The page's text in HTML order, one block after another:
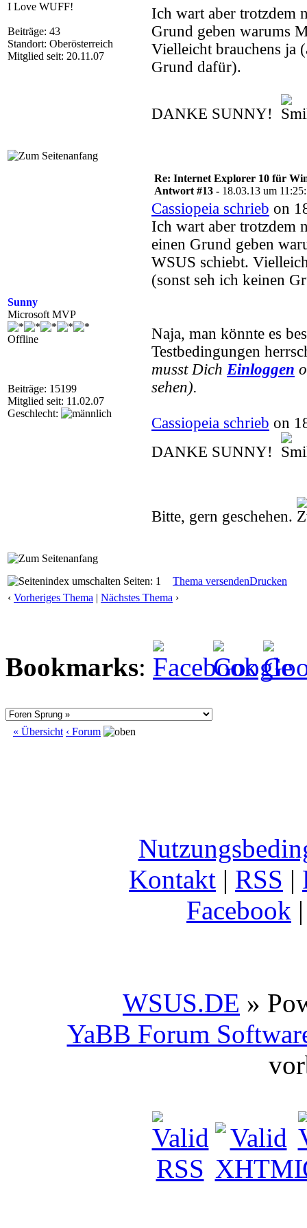
I Love WUFF!
Beiträge: 43
Standort: Oberösterreich
Mitglied seit: 20.11.07
Ich wart aber trotzdem
Grund geben warums
Vielleicht brauchens ja
Grund dafür).
DANKE SUNNY!
Sunny
Microsoft MVP
Offline
Beiträge: 15199
Mitglied seit: 11.02.07
Geschlecht:
Re: Internet Explorer 10 für
Antwort #13 - 18.03.13 um
Cassiopeia schrieb on
Ich wart aber trotzdem
einen Grund geben
WSUS schiebt.
(sonst seh ich keinen
Naja, man könnte es
Testbedingungen
musst Dich Einloggen
sehen).
Cassiopeia schrieb on
DANKE SUNNY!
Bitte, gern geschehen.
Seiten: 1 Thema versendenDrucken
‹ Vorheriges Thema | Nächstes Thema ›
Bookmarks:
« Übersicht ‹ Forum
Kontakt | RSS |
Facebook
WSUS.DE »
YaBB Forum